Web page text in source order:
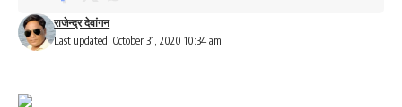
Last updated: October 31, 2020 10:34 am
राजेन्द्र देवांगन